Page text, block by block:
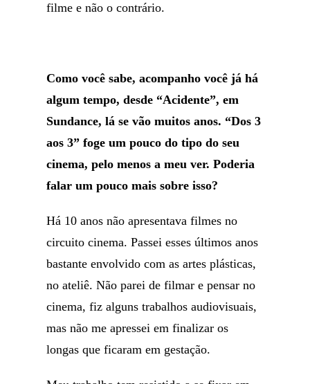
filme e não o contrário.
Como você sabe, acompanho você já há
algum tempo, desde “Acidente”, em
Sundance, lá se vão muitos anos. “Dos 3
aos 3” foge um pouco do tipo do seu
cinema, pelo menos a meu ver. Poderia
falar um pouco mais sobre isso?
Há 10 anos não apresentava filmes no
circuito cinema. Passei esses últimos anos
bastante envolvido com as artes plásticas,
no ateliê. Não parei de filmar e pensar no
cinema, fiz alguns trabalhos audiovisuais,
mas não me apressei em finalizar os
longas que ficaram em gestação.